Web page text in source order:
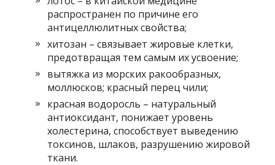
распространен по причине его
антицеллюлитных свойства;
хитозан – связывает жировые клетки,
предотвращая тем самым их усвоение;
вытяжка из морских ракообразных,
моллюсков; красный перец чили;
красная водоросль – натуральный
антиоксидант, понижает уровень
холестерина, способствует выведению
токсинов, шлаков, разрушению жировой
ткани.